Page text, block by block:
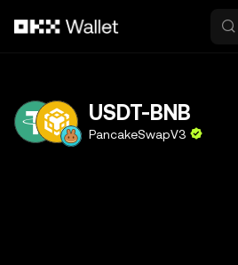
USDT-BNB
PancakeSwapV3